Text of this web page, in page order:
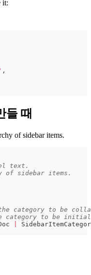
it:
,
들 때
of sidebar items.
text.
of sidebar items.
category to be
category to be